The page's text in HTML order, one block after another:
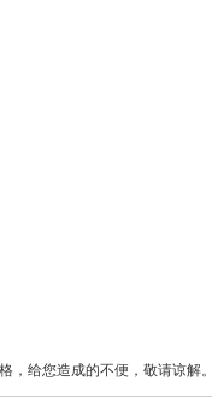
，给您造成的不便，敬请谅解